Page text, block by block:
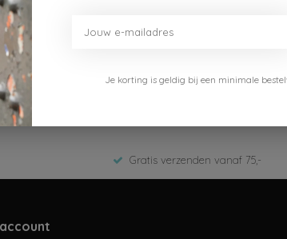
Gratis verzenden vanaf 75,-
Je korting is geldig bij een minimale